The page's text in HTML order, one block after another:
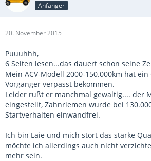
Anfänger
20. November 2015
Puuuhhh,
6 Seiten lesen...das dauert schon seine
Mein ACV-Modell 2000-150.000km hat
Vorgänger verpasst bekommen.
Leider rußt er manchmal gewaltig.... der
eingestellt, Zahnriemen wurde bei
Startverhalten einwandfrei.
Ich bin Laie und mich stört das starke
möchte ich allerdings auch nicht
mehr sein.